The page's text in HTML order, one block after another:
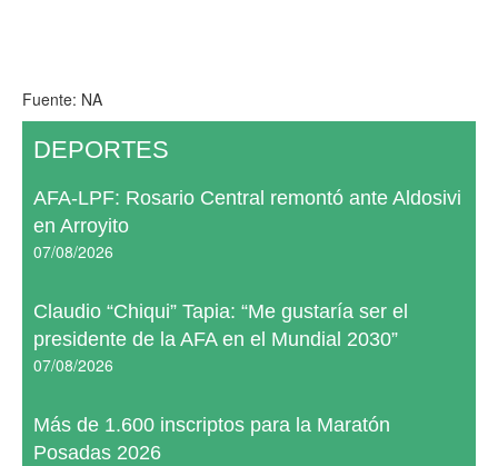
Fuente: NA
DEPORTES
AFA-LPF: Rosario Central remontó ante Aldosivi
en Arroyito
07/08/2026
Claudio “Chiqui” Tapia: “Me gustaría ser el
presidente de la AFA en el Mundial 2030”
07/08/2026
Más de 1.600 inscriptos para la Maratón
Posadas 2026